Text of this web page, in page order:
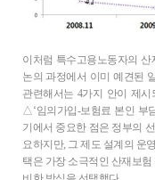
이처럼 특수고용노동자의
논의 과정에서 이미 예견된
관련해서는 4가지 안이 제
△‘임의가입-보험료 본인 부
기에서 중요한 점은 정부의
요하지만, 그 제도 설계의 운
택은 가장 소극적인 산재보